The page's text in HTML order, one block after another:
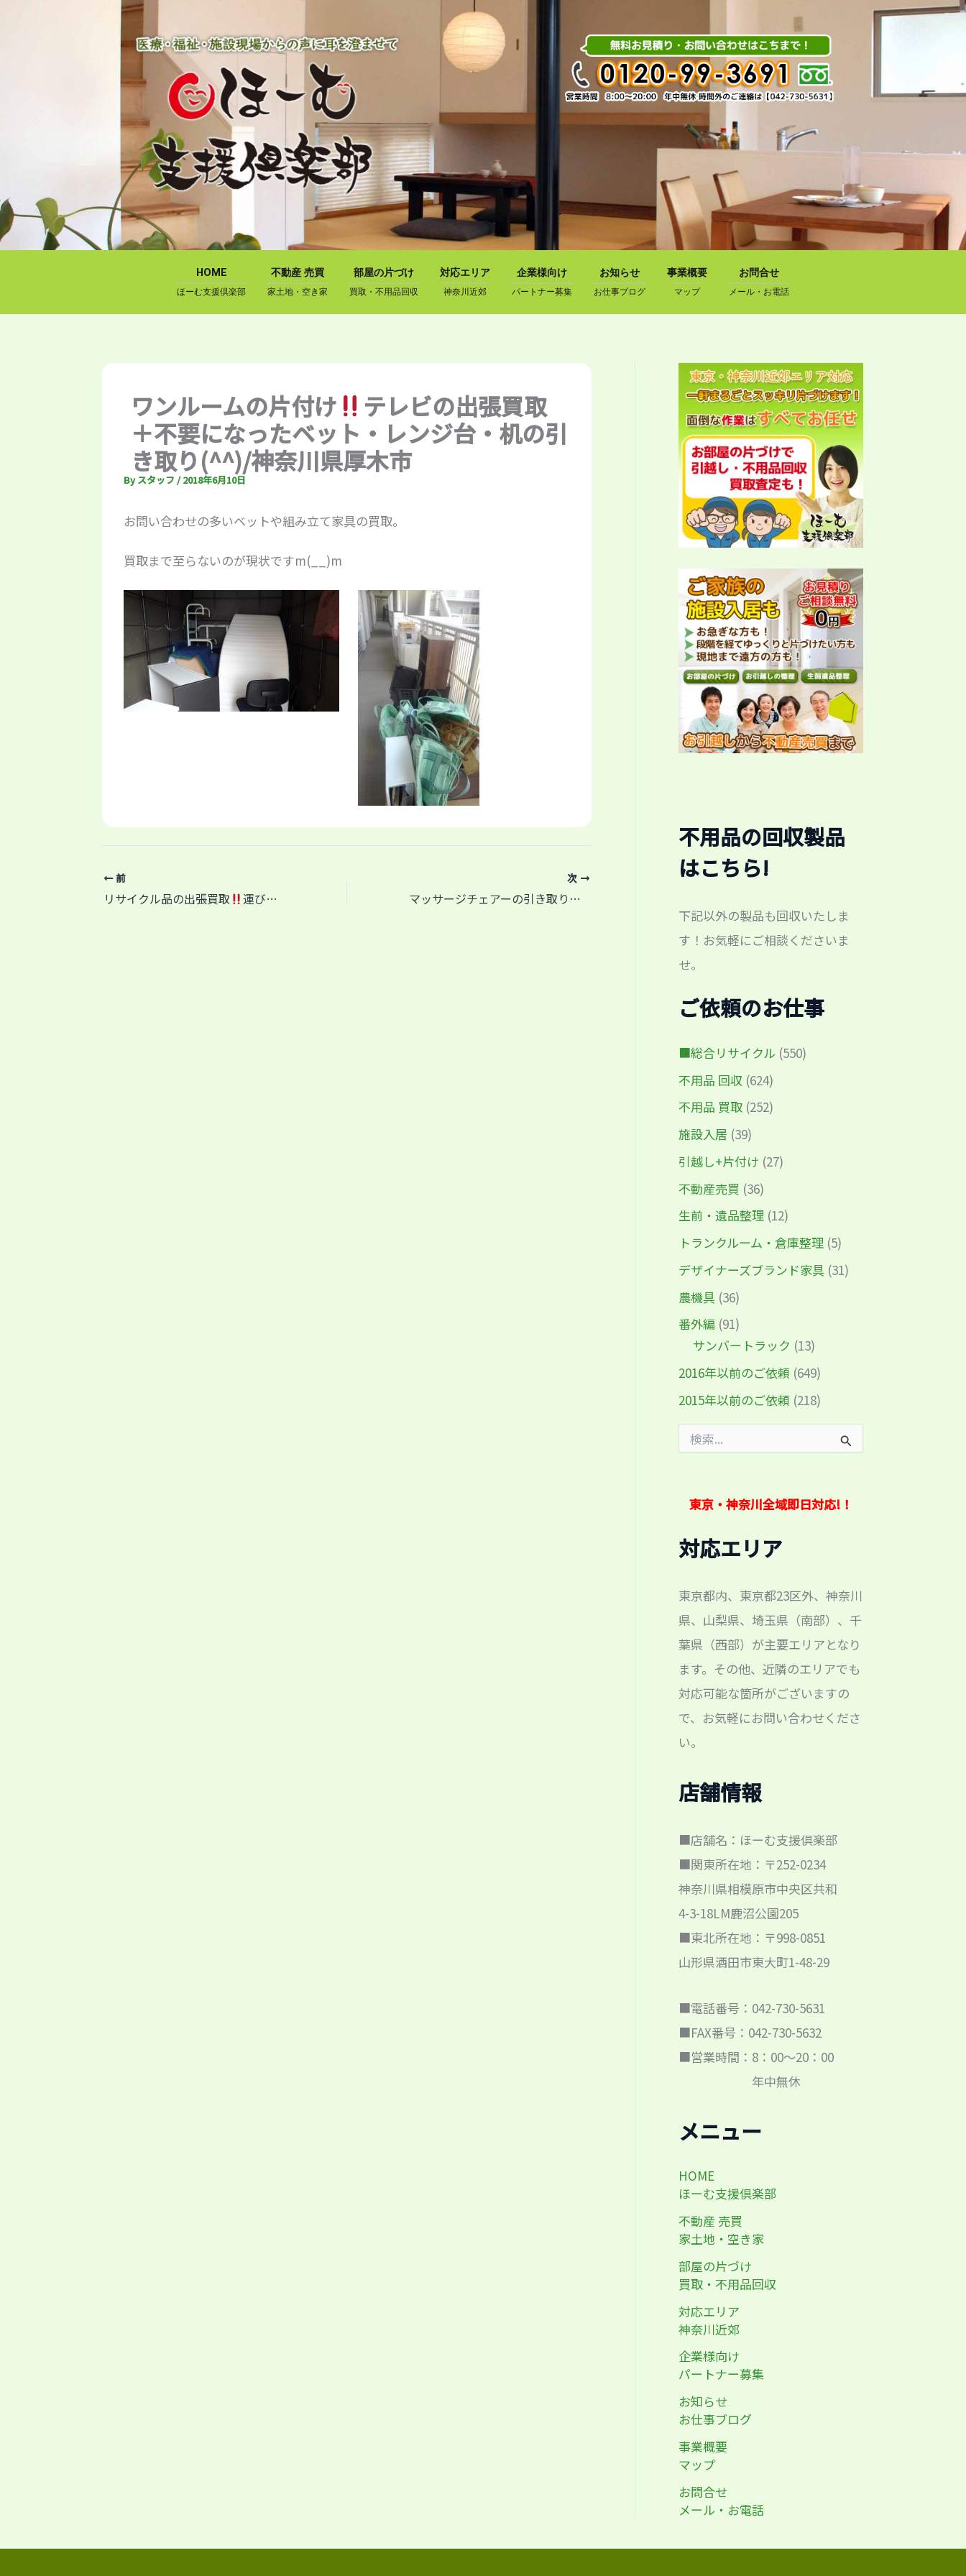
HOME
ほーむ支援倶楽部
不動産 売買
家土地・空き家
部屋の片づけ
買取・不用品回収
対応エリア
神奈川近郊
企業様向け
パートナー募集
お知らせ
お仕事ブログ
事業概要
マップ
お問合せ
メール・お電話
ワンルームの片付け
テレビの出張買取
＋不要になったベット・レンジ台・机の引
き取り(^^)/神奈川県厚木市
Byスタッフ /2018年6月10日
お問い合わせの多いベットや組み立て家具の買取。
買取まで至らないのが現状ですm(__)m
前
リサイクル品の出張買取 運び出しからお任せ下さい(^^)/神奈川県相模原市
次
マッサージチェアーの引き取りとお部屋の整理＋ついでにご近所に冷蔵庫のお届け(^^)/東京都町田市
不用品の回収製品
はこちら!
下記以外の製品も回収いたしま
す！お気軽にご相談くださいま
せ。
ご依頼のお仕事
■総合リサイクル (550)
不用品 回収 (624)
不用品 買取 (252)
施設入居 (39)
引越し+片付け (27)
不動産売買 (36)
生前・遺品整理 (12)
トランクルーム・倉庫整理 (5)
デザイナーズブランド家具 (31)
農機具 (36)
番外編 (91)
サンバートラック (13)
2016年以前のご依頼 (649)
2015年以前のご依頼 (218)
索
東京・神奈川全域即日対応!！
対応エリア
東京都内、東京都23区外、神奈川
県、山梨県、埼玉県（南部）、千
葉県（西部）が主要エリアとなり
ます。その他、近隣のエリアでも
対応可能な箇所がございますの
で、お気軽にお問い合わせくださ
い。
店舗情報
■店舗名：ほーむ支援倶楽部
■関東所在地：〒252-0234
神奈川県相模原市中央区共和
4-3-18LM鹿沼公園205
■東北所在地：〒998-0851
山形県酒田市東大町1-48-29
■電話番号：042-730-5631
■FAX番号：042-730-5632
■営業時間：8：00～20：00
年中無休
メニュー
HOME
ほーむ支援倶楽部
不動産 売買
家土地・空き家
部屋の片づけ
買取・不用品回収
対応エリア
神奈川近郊
企業様向け
パートナー募集
お知らせ
お仕事ブログ
事業概要
マップ
お問合せ
メール・お電話